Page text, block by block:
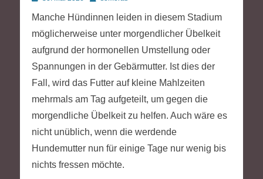
Manche Hündinnen leiden in diesem Stadium
möglicherweise unter morgendlicher Übelkeit
aufgrund der hormonellen Umstellung oder
Spannungen in der Gebärmutter. Ist dies der
Fall, wird das Futter auf kleine Mahlzeiten
mehrmals am Tag aufgeteilt, um gegen die
morgendliche Übelkeit zu helfen. Auch wäre es
nicht unüblich, wenn die werdende
Hundemutter nun für einige Tage nur wenig bis
nichts fressen möchte.